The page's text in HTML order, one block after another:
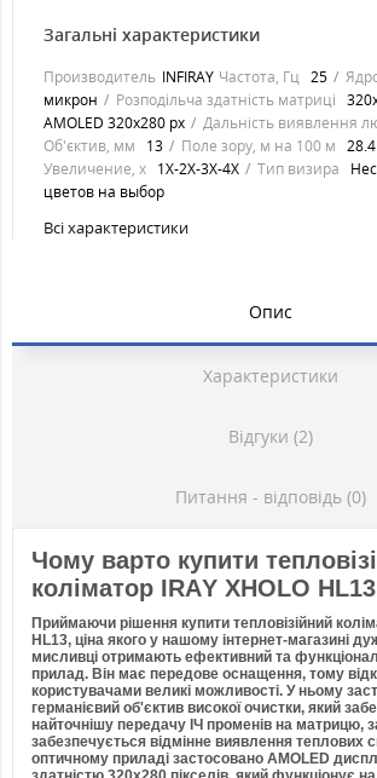
Загальні характеристики
Производитель INFIRAY Частота, Гц 25
микрон
Розподільча здатність матриці
AMOLED 320x280 px
Дальність виявлення
Об'єктив, мм
13 Поле зору, м на 100 м
Увеличение, х 1Х-2Х-3Х-4Х Тип визира
цветов на выбор
Всі характеристики
Опис
Характеристики
Відгуки (2)
Питання - відповідь (0)
Чому варто купити
коліматор IRAY XHOLO HL13
Приймаючи рішення купити тепловізійний
HL13, ціна якого у нашому інтернет-магазині
мисливці отримають ефективний та
прилад. Він має передове оснащення, тому
користувачами великі можливості. У ньому
германієвий об'єктив високої очистки, який
найточнішу передачу ІЧ променів на матрицю,
забезпечується відмінне виявлення теплових
оптичному приладі застосовано AMOLED